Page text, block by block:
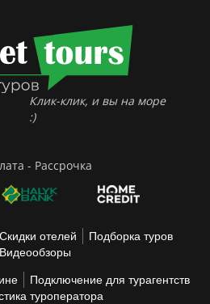
Клик-клик, и вы на море
:)
- Рассрочка
отелей
Подборка туров
Видеообзоры
Подключение для турагентств
туроператора